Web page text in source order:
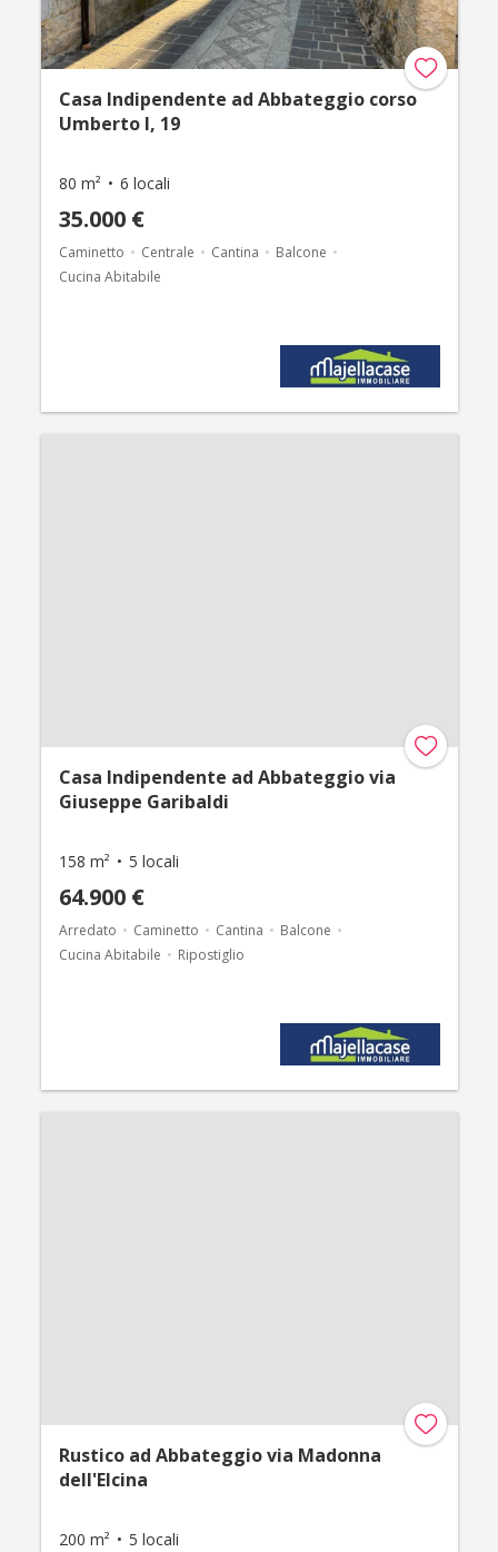
Casa Indipendente ad Abbateggio corso
Umberto I, 19
80 m² 6 locali
35.000 €
Caminetto Centrale Cantina
Balcone
Cucina Abitabile
Casa Indipendente ad Abbateggio via
Giuseppe Garibaldi
158 m² 5 locali
64.900 €
Arredato Caminetto Cantina
Balcone
Cucina Abitabile
Ripostiglio
Rustico ad Abbateggio via Madonna
dell'Elcina
200 m² 5 locali